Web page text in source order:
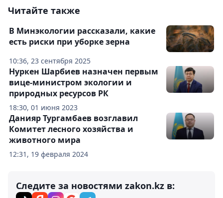
Читайте также
10:36, 23 сентября 2025
В Минэкологии рассказали, какие
есть риски при уборке зерна
18:30, 01 июня 2023
Нуркен Шарбиев назначен первым
вице-министром экологии и
природных ресурсов РК
12:31, 19 февраля 2024
Данияр Тургамбаев возглавил
Комитет лесного хозяйства и
животного мира
Следите за новостями zakon.kz в: